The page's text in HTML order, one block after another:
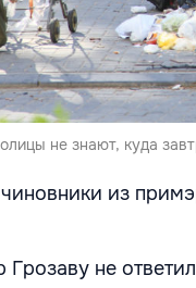
не знают, куда
из
не